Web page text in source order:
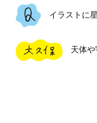
イラストに星
天体や